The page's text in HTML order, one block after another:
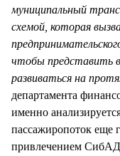
муниципальный
схемой, которая
чтобы представить
развиваться на
департамента
именно
пассажиропоток еще
привлечением